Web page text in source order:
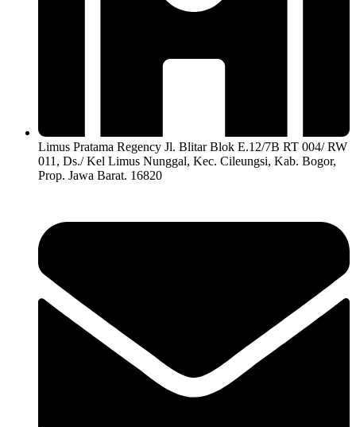
Limus Pratama Regency Jl. Blitar Blok E.12/7B RT 004/ RW
011, Ds./ Kel Limus Nunggal, Kec. Cileungsi, Kab. Bogor,
Prop. Jawa Barat. 16820